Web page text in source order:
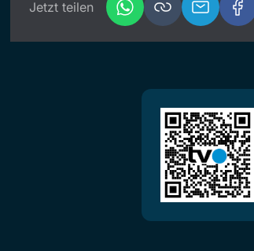
Jetzt teilen